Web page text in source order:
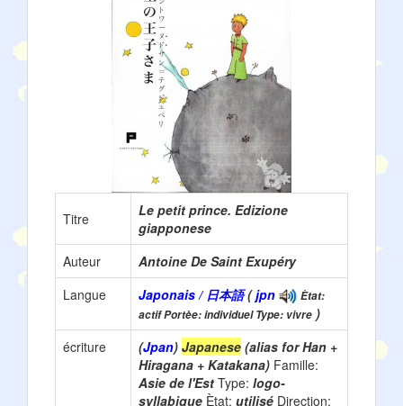
Titre
Le petit prince. Edizione
giapponese
Auteur
Antoine De Saint Exupéry
Langue
Japonais / 日本語(jpn
Ètat:
actif Portèe: individuel Type: vivre )
écriture
(Jpan) Japanese (alias for Han +
Hiragana + Katakana) Famille:
Asie de l'Est Type: logo-
syllabique Ètat: utilisé Direction: